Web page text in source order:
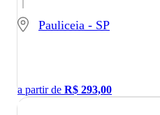
Pauliceia - SP
a partir de R$ 293,00